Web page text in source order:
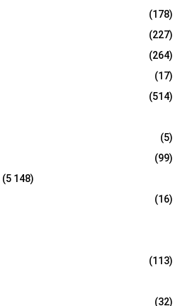
(178)
(227)
(264)
(17)
(514)
(5)
(99)
(5 148)
(16)
(113)
(32)